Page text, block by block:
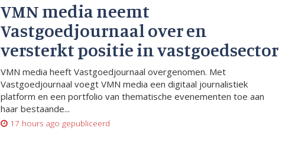
VMN media neemt
Vastgoedjournaal over en
versterkt positie in vastgoedsector
VMN media heeft Vastgoedjournaal overgenomen. Met
Vastgoedjournaal voegt VMN media een digitaal journalistiek
platform en een portfolio van thematische evenementen toe aan
haar bestaande...
17 hours ago gepubliceerd